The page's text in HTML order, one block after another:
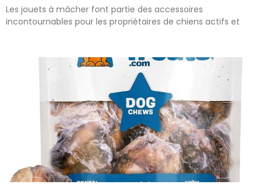
Les jouets à mâcher font partie des accessoires
incontournables pour les propriétaires de chiens actifs et